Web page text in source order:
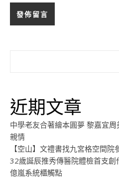
近期文章
中學老友合著繪本圓夢 黎嘉宜
親情
【空山】文禮書找九宮格空間院
32歲誕辰推秀傳醫院體檢首支
億嵐系統櫃觸點